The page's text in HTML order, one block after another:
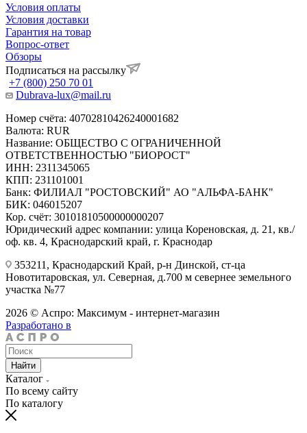
Условия оплаты
Условия доставки
Гарантия на товар
Вопрос-ответ
Обзоры
Подписаться на рассылку
+7 (800) 250 70 01
Dubrava-lux@mail.ru
Номер счёта: 40702810426240001682
Валюта: RUR
Название: ОБЩЕСТВО С ОГРАНИЧЕННОЙ
ОТВЕТСТВЕННОСТЬЮ "БИОРОСТ"
ИНН: 2311345065
КПП: 231101001
Банк: ФИЛИАЛ "РОСТОВСКИЙ" АО "АЛЬФА-БАНК"
БИК: 046015207
Кор. счёт: 30101810500000000207
Юридический адрес компании: улица Кореновская, д. 21, кв./
оф. кв. 4, Краснодарский край, г. Краснодар
353211, Краснодарский Край, р-н Динской, ст-ца
Новотитаровская, ул. Северная, д.700 м севернее земельного
участка №77
2026 © Аспро: Максимум - интернет-магазин
Разработано в
Найти
Каталог
По всему сайту
По каталогу